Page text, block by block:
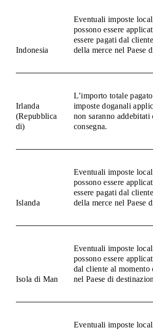
Indonesia
Eventuali imposte
possono essere
essere pagati dal
della merce nel Paese
Irlanda
(Repubblica
di)
L’importo totale
imposte doganali
non saranno
consegna.
Islanda
Eventuali imposte
possono essere
essere pagati dal
della merce nel Paese
Isola di Man
Eventuali imposte
possono essere
dal cliente al momento
nel Paese di
Eventuali imposte